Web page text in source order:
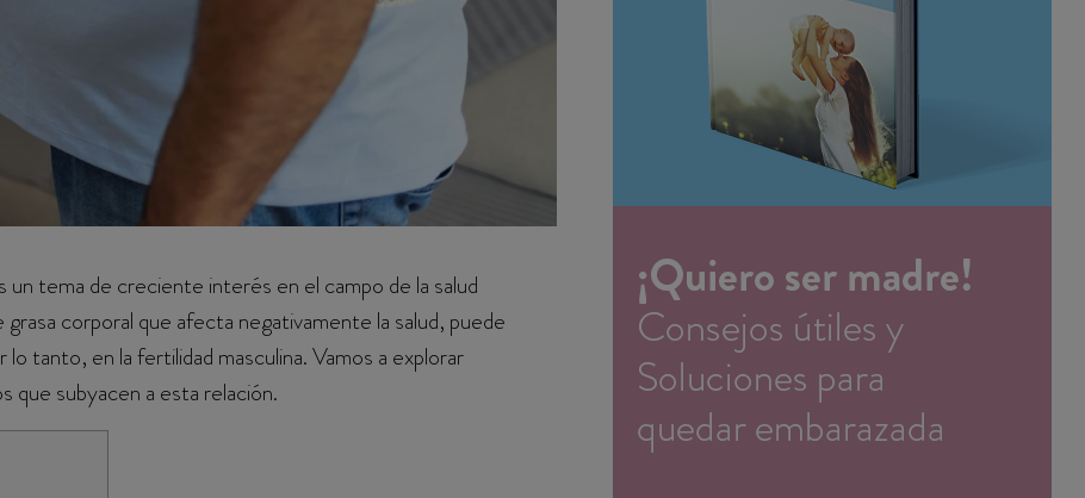
un tema de creciente interés en el campo de la salud
corporal que afecta negativamente la salud, puede
tanto, en la fertilidad masculina. Vamos a explorar
que subyacen a esta relación.